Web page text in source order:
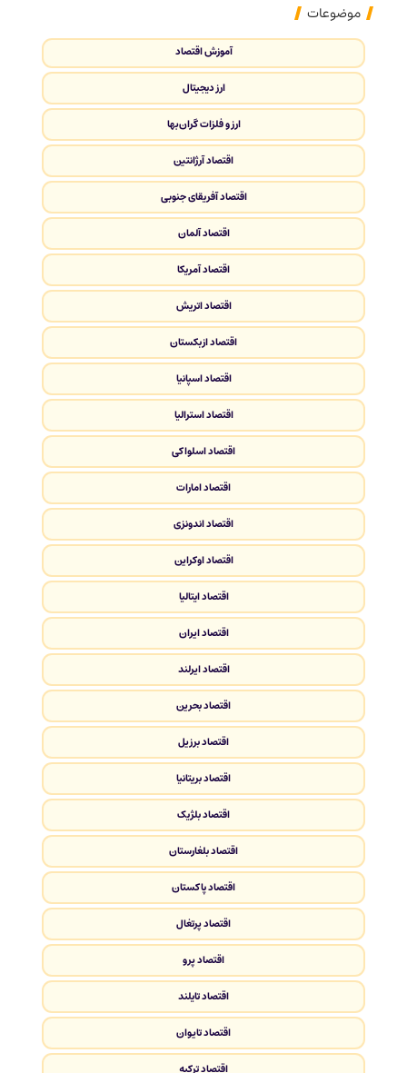
موضوعات
آموزش اقتصاد
ارز دیجیتال
ارز و فلزات گران‌بها
اقتصاد آرژانتین
اقتصاد آفریقای جنوبی
اقتصاد آلمان
اقتصاد آمریکا
اقتصاد اتریش
اقتصاد ازبکستان
اقتصاد اسپانیا
اقتصاد استرالیا
اقتصاد اسلواکی
اقتصاد امارات
اقتصاد اندونزی
اقتصاد اوکراین
اقتصاد ایتالیا
اقتصاد ایران
اقتصاد ایرلند
اقتصاد بحرین
اقتصاد برزیل
اقتصاد بریتانیا
اقتصاد بلژیک
اقتصاد بلغارستان
اقتصاد پاکستان
اقتصاد پرتغال
اقتصاد پرو
اقتصاد تایلند
اقتصاد تایوان
اقتصاد ترکیه